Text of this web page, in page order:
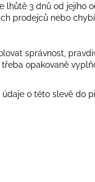
lhůtě 3 dnů od jejího
prodejců nebo
správnost,
opakovaně
o této slevě do